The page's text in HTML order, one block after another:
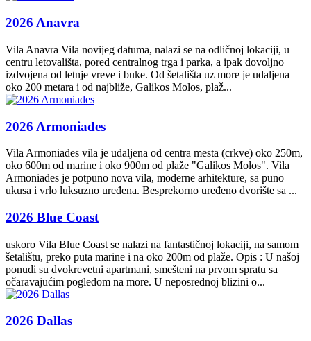
2026 Anavra
Vila Anavra Vila novijeg datuma, nalazi se na odličnoj lokaciji, u
centru letovališta, pored centralnog trga i parka, a ipak dovoljno
izdvojena od letnje vreve i buke. Od šetališta uz more je udaljena
oko 200 metara i od najbliže, Galikos Molos, plaž...
2026 Armoniades
Vila Armoniades vila je udaljena od centra mesta (crkve) oko 250m,
oko 600m od marine i oko 900m od plaže "Galikos Molos". Vila
Armoniades je potpuno nova vila, moderne arhitekture, sa puno
ukusa i vrlo luksuzno uređena. Besprekorno uređeno dvorište sa ...
2026 Blue Coast
uskoro Vila Blue Coast se nalazi na fantastičnoj lokaciji, na samom
šetalištu, preko puta marine i na oko 200m od plaže. Opis : U našoj
ponudi su dvokrevetni apartmani, smešteni na prvom spratu sa
očaravajućim pogledom na more. U neposrednoj blizini o...
2026 Dallas